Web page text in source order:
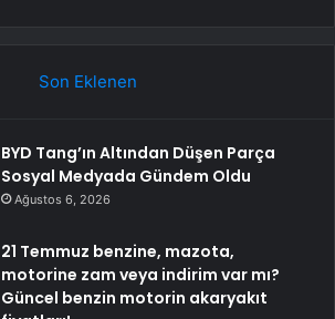
Son Eklenen
BYD Tang’ın Altından Düşen Parça
Sosyal Medyada Gündem Oldu
Ağustos 6, 2026
21 Temmuz benzine, mazota,
motorine zam veya indirim var mı?
Güncel benzin motorin akaryakıt